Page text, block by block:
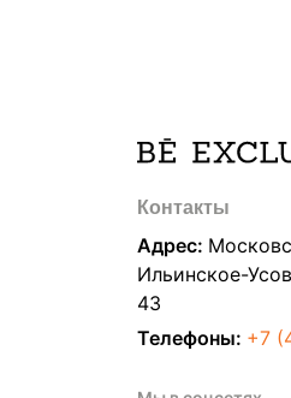
Контакты
Адрес:
Ильинское-
43
Телефоны: +7